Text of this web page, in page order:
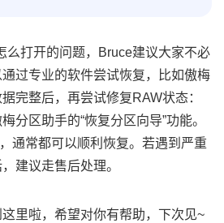
么打开的问题，Bruce建议大家不必
过专业的软件尝试恢复，比如傲梅
完整后，再尝试修复RAW状态：
分区助手的“恢复分区向导”功能。
通常都可以顺利恢复。若遇到严重
建议走售后处理。
里啦，希望对你有帮助，下次见~